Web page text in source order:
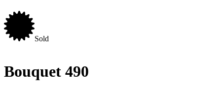
Sold
Bouquet 490